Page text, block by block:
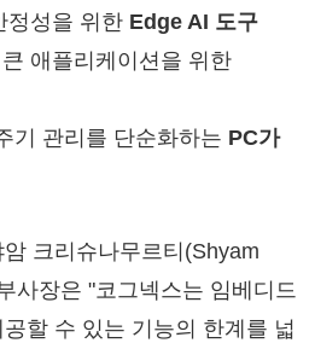
정성을 위한 Edge AI 도구
애플리케이션을 위한
기 관리를 단순화하는 PC가
크리슈나무르티(Shyam
사장은 "코그넥스는 임베디드
할 수 있는 기능의 한계를 넓